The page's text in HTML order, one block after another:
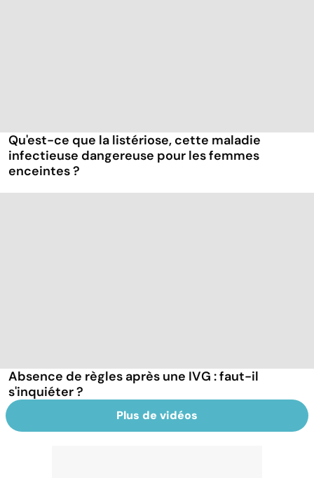
Qu'est-ce que la listériose, cette maladie
infectieuse dangereuse pour les femmes
enceintes ?
Absence de règles après une IVG : faut-il
s'inquiéter ?
Plus de vidéos